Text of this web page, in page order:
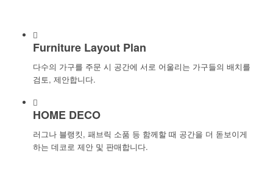
Furniture Layout Plan
다수의 가구를 주문 시 공간에 서로 어울리는 가구들의 배치를
검토, 제안합니다.
HOME DECO
러그나 블랭킷, 패브릭 소품 등 함께할 때 공간을 더 돋보이게
하는 데코로 제안 및 판매합니다.